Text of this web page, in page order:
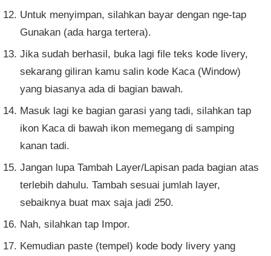
Untuk menyimpan, silahkan bayar dengan nge-tap
Gunakan (ada harga tertera).
Jika sudah berhasil, buka lagi file teks kode livery,
sekarang giliran kamu salin kode Kaca (Window)
yang biasanya ada di bagian bawah.
Masuk lagi ke bagian garasi yang tadi, silahkan tap
ikon Kaca di bawah ikon memegang di samping
kanan tadi.
Jangan lupa Tambah Layer/Lapisan pada bagian atas
terlebih dahulu. Tambah sesuai jumlah layer,
sebaiknya buat max saja jadi 250.
Nah, silahkan tap Impor.
Kemudian paste (tempel) kode body livery yang